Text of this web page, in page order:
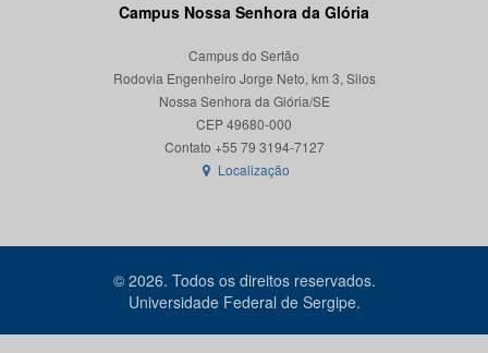
Campus Nossa Senhora da Glória
Campus do Sertão
Rodovia Engenheiro Jorge Neto, km 3, Silos
Nossa Senhora da Glória/SE
CEP 49680-000
Contato +55 79 3194-7127
Localização
© 2026. Todos os direitos reservados.
Universidade Federal de Sergipe.